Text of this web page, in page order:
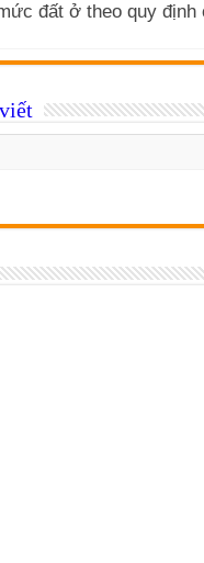
đất ở theo quy định